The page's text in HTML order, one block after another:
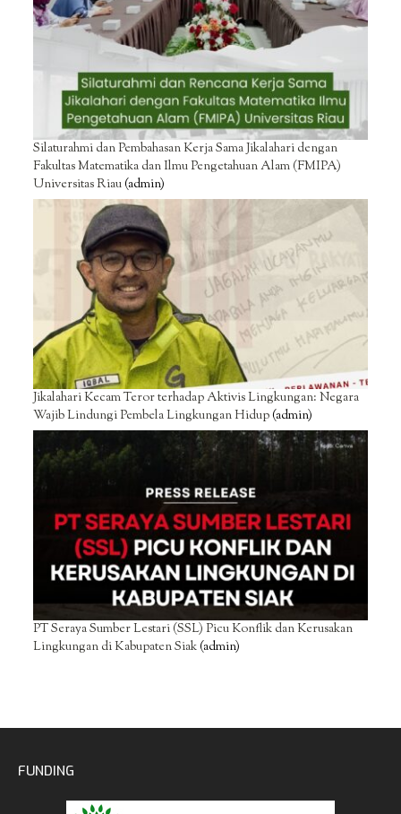
Silaturahmi dan Pembahasan Kerja Sama Jikalahari dengan
Fakultas Matematika dan Ilmu Pengetahuan Alam (FMIPA)
Universitas Riau(admin)
Jikalahari Kecam Teror terhadap Aktivis Lingkungan: Negara
Wajib Lindungi Pembela Lingkungan Hidup(admin)
PT Seraya Sumber Lestari (SSL) Picu Konflik dan Kerusakan
Lingkungan di Kabupaten Siak(admin)
FUNDING